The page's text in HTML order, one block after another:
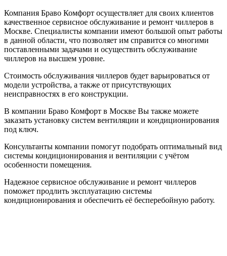
Компания Браво Комфорт осуществляет для своих клиентов
качественное сервисное обслуживание и ремонт чиллеров в
Москве. Специалисты компании имеют большой опыт работы
в данной области, что позволяет им справится со многими
поставленными задачами и осуществить обслуживание
чиллеров на высшем уровне.
Стоимость обслуживания чиллеров будет варьироваться от
модели устройства, а также от присутствующих
неисправностях в его конструкции.
В компании Браво Комфорт в Москве Вы также можете
заказать установку систем вентиляции и кондиционирования
под ключ.
Консультанты компании помогут подобрать оптимальный вид
системы кондиционирования и вентиляции с учётом
особенности помещения.
Надежное сервисное обслуживание и ремонт чиллеров
поможет продлить эксплуатацию системы
кондиционирования и обеспечить её бесперебойную работу.